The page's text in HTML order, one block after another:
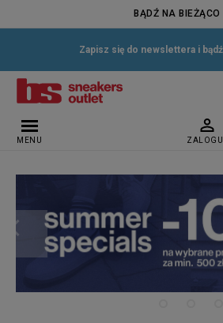
BĄDŹ NA BIEŻĄCO
Zapisz się do newslettera i
MENU